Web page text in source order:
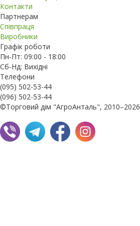
Контакти
Партнерам
Співпраця
Виробники
Графік роботи
Пн-Пт: 09:00 - 18:00
Сб-Нд: Вихідні
Телефони
(095) 502-53-44
(096) 502-53-44
©Торговий дім "АгроАнталь", 2010–2026